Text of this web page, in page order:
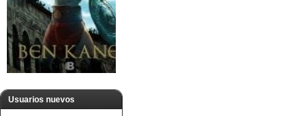
Usuarios nuevos